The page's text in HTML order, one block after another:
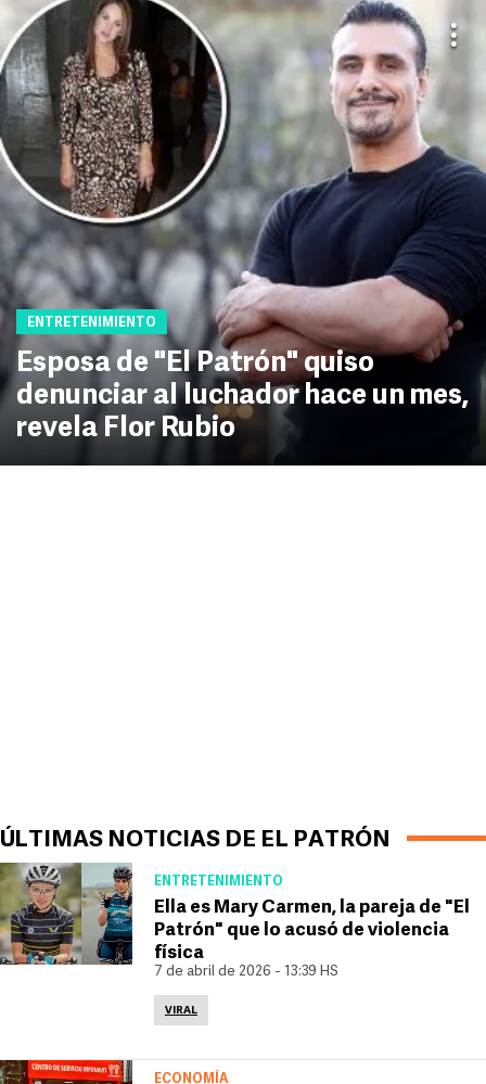
ENTRETENIMIENTO
Esposa de "El Patrón" quiso
denunciar al luchador hace un mes,
revela Flor Rubio
ÚLTIMAS NOTICIAS DE EL PATRÓN
ENTRETENIMIENTO
Ella es Mary Carmen, la pareja de "El
Patrón" que lo acusó de violencia
física
7 de abril de 2026 - 13:39 HS
VIRAL
ECONOMÍA